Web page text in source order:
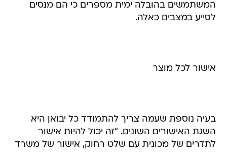
המשתמשים בהובלה ימית מספרים כי הם מנסים
לסייע במצבים כאלה.
אישור לכל מוצר
בעיה נוספת שעמה צריך להתמודד כל יבואן היא
השגת האישורים השונים. "זה יכול להיות אישור
לתדרים של מכונית עם שלט רחוק, אישור של משרד